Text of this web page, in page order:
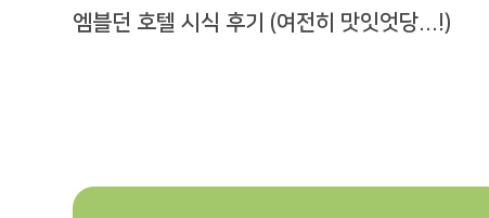
엠블던 호텔 시식 후기 (여전히 맛잇엇당...!)